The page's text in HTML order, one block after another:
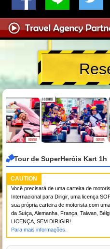
Tour de SuperHeróis Kart 1h
CAUTION
Você precisará de uma carteira de
Internacional para Dirigir, uma licença
sua própria carteira de motorista com
da Suíça, Alemanha, França, Taiwan,
LICENÇA, SEM DIRIGIR!
Para mais informações.